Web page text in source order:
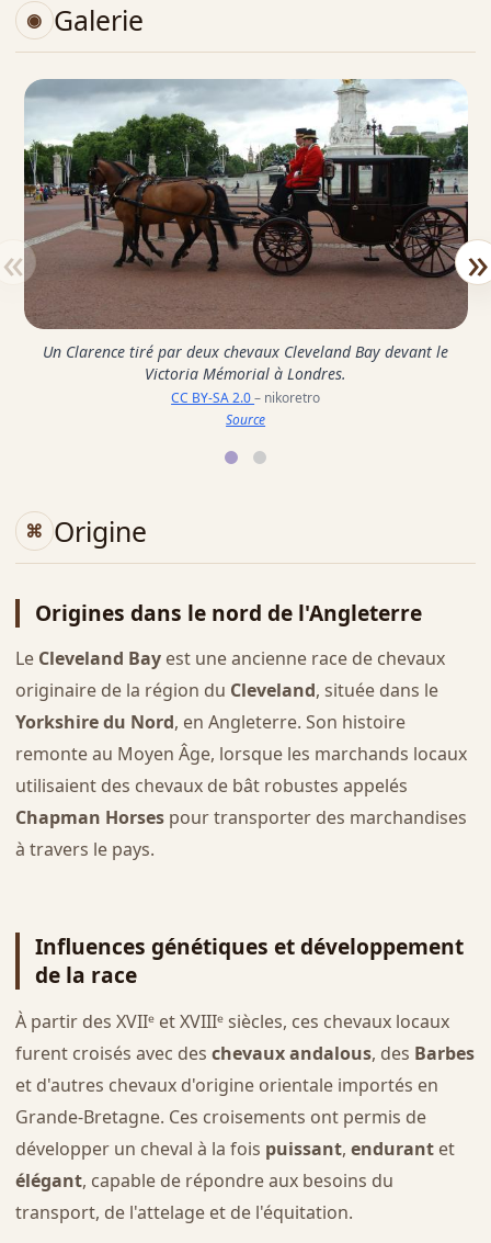
Galerie
Un Clarence tiré par deux chevaux Cleveland Bay devant le
Victoria Mémorial à Londres.
CC BY-SA 2.0– nikoretro
Source
« »
Origine
Origines dans le nord de l'Angleterre
Le Cleveland Bayest une ancienne race de chevaux
originaire de la région du Cleveland, située dans le
Yorkshire du Nord, en Angleterre. Son histoire
remonte au Moyen Âge, lorsque les marchands locaux
utilisaient des chevaux de bât robustes appelés
Chapman Horsespour transporter des marchandises
à travers le pays.
Influences génétiques et développement
de la race
À partir des XVIIᵉ et XVIIIᵉ siècles, ces chevaux locaux
furent croisés avec des chevaux andalous, des Barbes
et d'autres chevaux d'origine orientale importés en
Grande-Bretagne. Ces croisements ont permis de
développer un cheval à la fois puissant, endurantet
élégant, capable de répondre aux besoins du
transport, de l'attelage et de l'équitation.